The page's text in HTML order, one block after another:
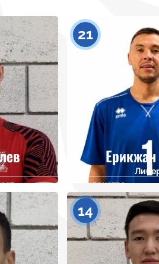
21
Гражданство
14